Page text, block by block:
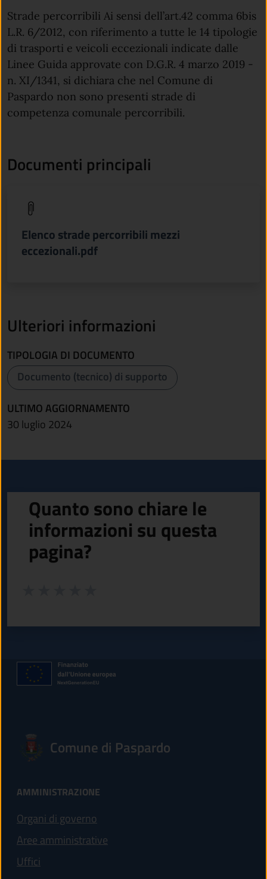
Strade percorribili Ai sensi dell’art.42 comma 6bis
L.R. 6/2012, con riferimento a tutte le 14 tipologie
di trasporti e veicoli eccezionali indicate dalle
Linee Guida approvate con D.G.R. 4 marzo 2019 -
n. XI/1341, si dichiara che nel Comune di
Paspardo non sono presenti strade di
competenza comunale percorribili.
Documenti principali
Elenco strade percorribili mezzi
eccezionali.pdf
(apre in un'altra scheda).
Ulteriori informazioni
TIPOLOGIA DI DOCUMENTO
Documento (tecnico) di supporto
ULTIMO AGGIORNAMENTO
30 luglio 2024
Quanto sono chiare le
informazioni su questa
pagina?
Comune di Paspardo
AMMINISTRAZIONE
Organi di governo
Aree amministrative
Uffici